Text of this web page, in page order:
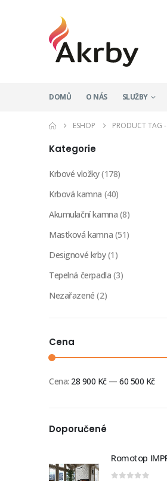
DOMŮ O NÁS SLUŽBY
ESHOP PRODUCT TAG -
Kategorie
Krbové vložky(178)
Krbová kamna (40)
Akumulační kamna (8)
Mastková kamna (51)
Designové krby (1)
Tepelná čerpadla (3)
Nezařazené (2)
Cena
Cena: 28 900 Kč—60 500 Kč
Doporučené